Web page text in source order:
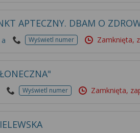
APTECZNY. DBAM O
Wyświetl numer Zamknięta,
Wyświetl numer Zamknięta,